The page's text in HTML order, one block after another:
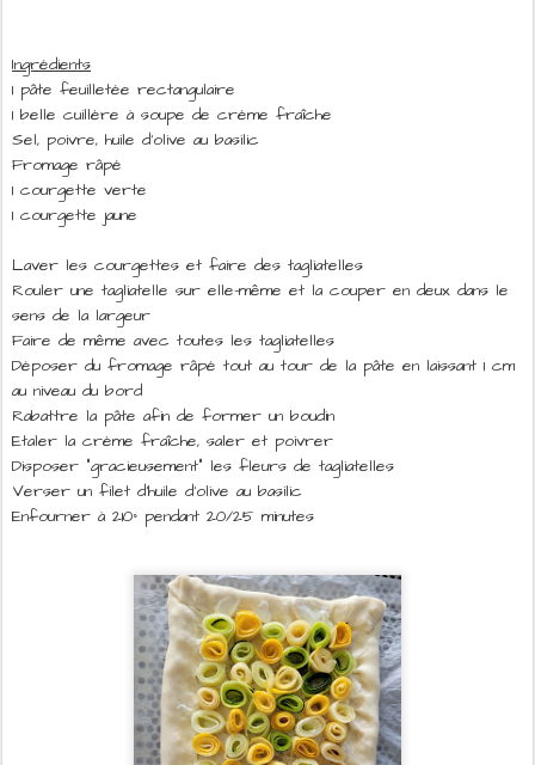
Ingrédients
1 pâte feuilletée rectangulaire
1 belle cuillère à soupe de crème fraîche
Sel, poivre, huile d'olive au basilic
Fromage râpé
1 courgette verte
1 courgette jaune
Laver les courgettes et faire des tagliatelles
Rouler une tagliatelle sur elle-même et la couper en deux dans le
sens de la largeur
Faire de même avec toutes les tagliatelles
Déposer du fromage râpé tout au tour de la pâte en laissant 1 cm
au niveau du bord
Rabattre la pâte afin de former un boudin
Etaler la crème fraîche, saler et poivrer
Disposer "gracieusement" les fleurs de tagliatelles
Verser un filet d'huile d'olive au basilic
Enfourner à 210° pendant 20/25 minutes